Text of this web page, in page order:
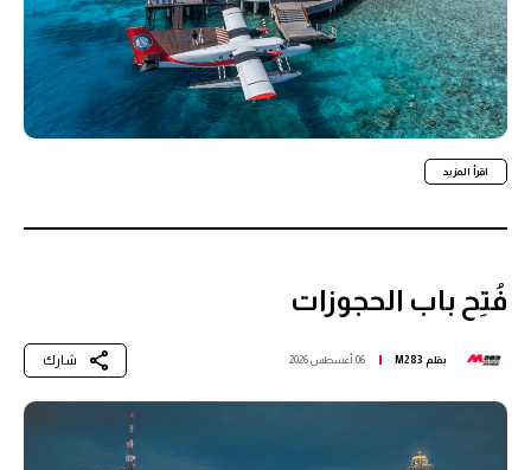
اقرأ المزيد
فُتِح باب الحجوزات
بقلم M283 06 أغسطس 2026 شارك